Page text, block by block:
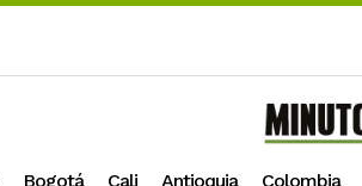
Bogotá Cali Antioquia Colombia